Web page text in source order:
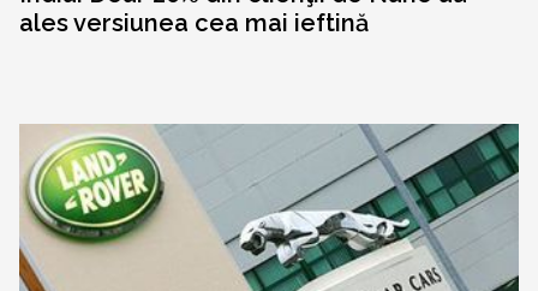
ales versiunea cea mai ieftină